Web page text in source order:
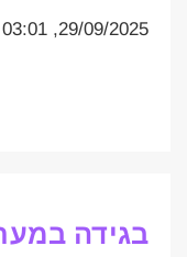
29/09/2025, 03:01
בגידה